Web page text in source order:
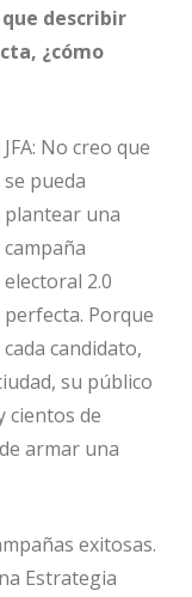
describir
¿cómo
JFA: No creo que
se pueda
plantear una
campaña
electoral 2.0
perfecta. Porque
cada candidato,
su público
cientos de
armar una
exitosas.
Estrategia